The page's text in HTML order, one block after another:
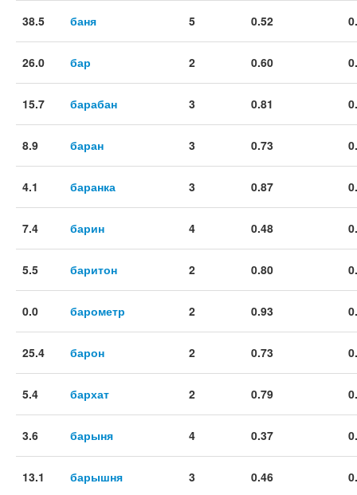
38.5 баня 5 0.52
26.0 бар 2 0.60
15.7 барабан 3 0.81
8.9 баран 3 0.73
4.1 баранка 3 0.87
7.4 барин 4 0.48
5.5 баритон 2 0.80
0.0 барометр 2 0.93
25.4 барон 2 0.73
5.4 бархат 2 0.79
3.6 барыня 4 0.37
13.1 барышня 3 0.46